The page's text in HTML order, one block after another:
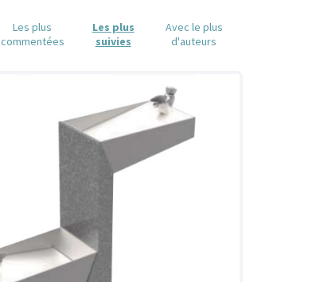
Les plus
commentées
Les plus
suivies
Avec le plus
d'auteurs